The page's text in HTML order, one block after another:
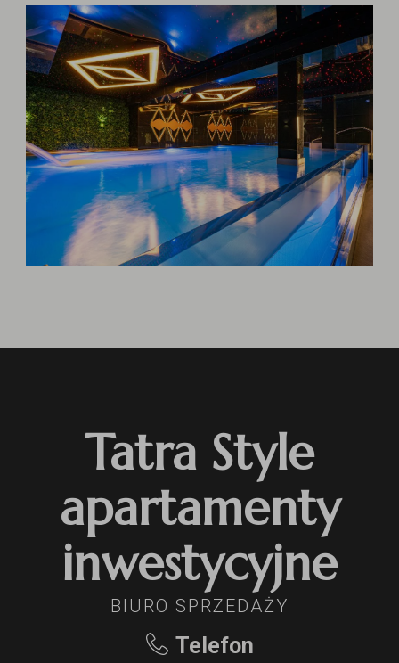
Tatra Style
apartamenty
inwestycyjne
BIURO SPRZEDAŻY
Telefon